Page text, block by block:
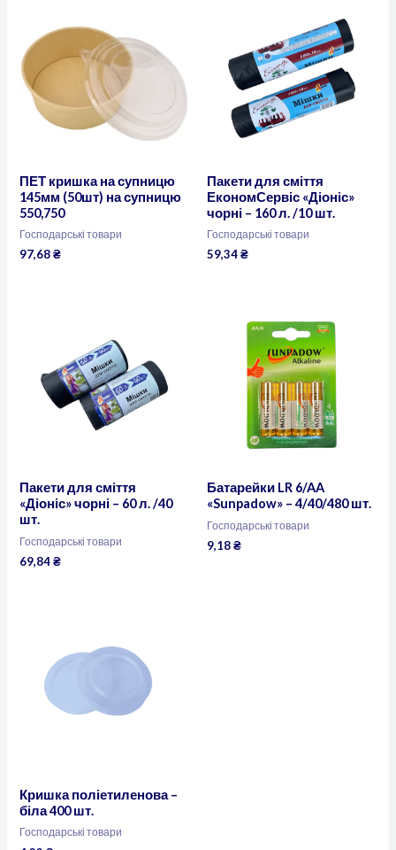
ПЕТ кришка на супницю
145мм (50шт) на супницю
550,750
Господарські товари
97,68₴
Пакети для сміття
ЕкономСервіс «Діоніс»
чорні – 160 л. /10 шт.
Господарські товари
59,34₴
Пакети для сміття
«Діоніс» чорні – 60 л. /40
шт.
Господарські товари
69,84₴
Батарейки LR 6/AA
«Sunpadow» – 4/40/480 шт.
Господарські товари
9,18₴
Кришка поліетиленова –
біла 400 шт.
Господарські товари